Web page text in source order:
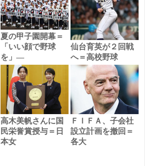
夏の甲子園開幕＝
「いい顔で野球
を」―
仙台育英が２回戦
へ＝高校野球
高木美帆さんに国
民栄誉賞授与＝日
本女
ＦＩＦＡ、子会社
設立計画を撤回＝
各大